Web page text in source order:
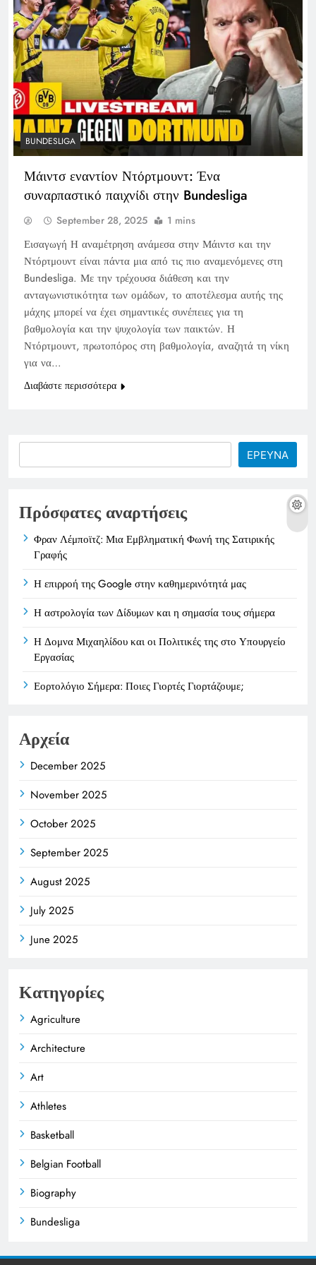
BUNDESLIGA
Μάιντσ εναντίον Ντόρτμουντ: Ένα
συναρπαστικό παιχνίδι στην Bundesliga
September 28, 2025 1 mins
Εισαγωγή Η αναμέτρηση ανάμεσα στην Μάιντσ και την
Ντόρτμουντ είναι πάντα μια από τις πιο αναμενόμενες στη
Bundesliga. Με την τρέχουσα διάθεση και την
ανταγωνιστικότητα των ομάδων, το αποτέλεσμα αυτής της
μάχης μπορεί να έχει σημαντικές συνέπειες για τη
βαθμολογία και την ψυχολογία των παικτών. Η
Ντόρτμουντ, πρωτοπόρος στη βαθμολογία, αναζητά τη νίκη
για να…
Διαβάστε περισσότερα
ΕΡΕΥΝΑ
Πρόσφατες αναρτήσεις
Φραν Λέμποϊτζ: Μια Εμβληματική Φωνή της Σατιρικής
Γραφής
Η επιρροή της Google στην καθημερινότητά μας
Η αστρολογία των Δίδυμων και η σημασία τους σήμερα
Η Δομνα Μιχαηλίδου και οι Πολιτικές της στο Υπουργείο
Εργασίας
Εορτολόγιο Σήμερα: Ποιες Γιορτές Γιορτάζουμε;
Αρχεία
December 2025
November 2025
October 2025
September 2025
August 2025
July 2025
June 2025
Κατηγορίες
Agriculture
Architecture
Art
Athletes
Basketball
Belgian Football
Biography
Bundesliga